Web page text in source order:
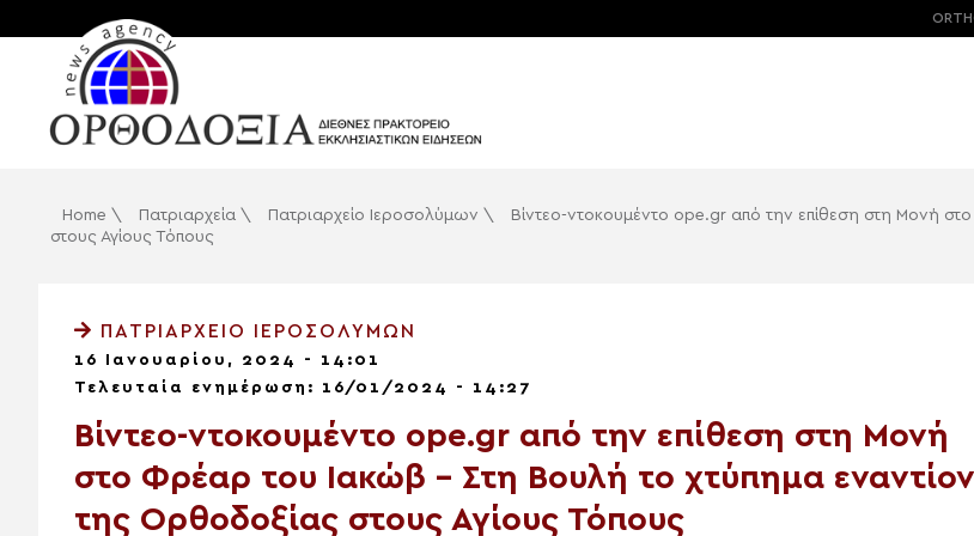
Home \ Πατριαρχεία \ Πατριαρχείο Ιεροσολύμων \
Βίντεο-ντοκουμέντο ope.gr από την επίθεση στη Μονή
στους Αγίους Τόπους
ΠΑΤΡΙΑΡΧΕΊΟ ΙΕΡΟΣΟΛΎΜΩΝ
16 Ιανουαρίου, 2024 - 14:01
Τελευταία ενημέρωση: 16/01/2024 - 14:27
Βίντεο-ντοκουμέντο ope.gr από την επίθεση στη Μονή
στο Φρέαρ του Ιακώβ – Στη Βουλή το χτύπημα εναντίον
της Ορθοδοξίας στους Αγίους Τόπους